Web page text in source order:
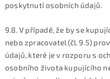
poskytnutí osobních údajů.
9.8. V případě, že by se
nebo zpracovatel (čl. 9.5)
údajů, které je v rozporu s
osobního života kupujícího